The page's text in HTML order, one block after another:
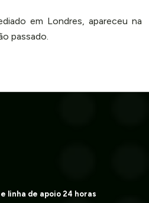
em Londres, apareceu na
passado.
linha de apoio 24 horas